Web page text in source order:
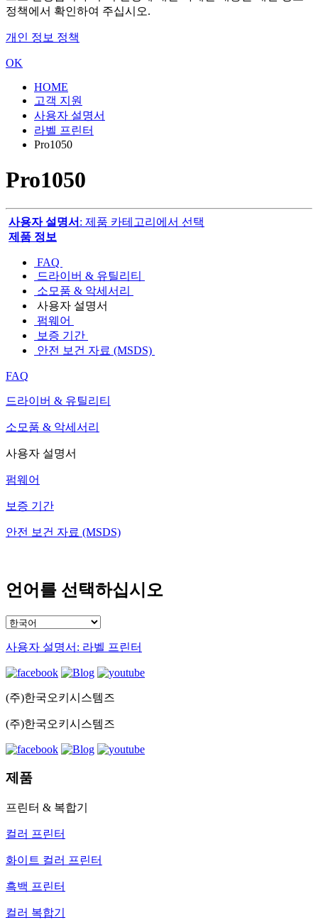
정책에서 확인하여 주십시오.
개인 정보 정책
OK
HOME
고객 지원
사용자 설명서
라벨 프린터
Pro1050
Pro1050
사용자 설명서 : 제품 카테고리에서 선택
제품 정보
FAQ
드라이버 & 유틸리티
소모품 & 악세서리
사용자 설명서
펌웨어
보증 기간
안전 보건 자료 (MSDS)
FAQ
드라이버 & 유틸리티
소모품 & 악세서리
사용자 설명서
펌웨어
보증 기간
안전 보건 자료 (MSDS)
언어를 선택하십시오
사용자 설명서: 라벨 프린터
(주)한국오키시스템즈
(주)한국오키시스템즈
제품
프린터 & 복합기
컬러 프린터
화이트 컬러 프린터
흑백 프린터
컬러 복합기